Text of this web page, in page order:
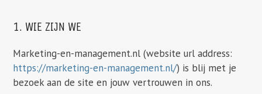
1. WIE ZIJN WE
Marketing-en-management.nl (website url address:
https://marketing-en-management.nl/) is blij met je
bezoek aan de site en jouw vertrouwen in ons.